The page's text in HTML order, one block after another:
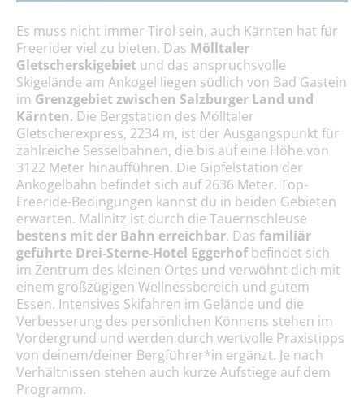
Es muss nicht immer Tirol sein, auch Kärnten hat für
Freerider viel zu bieten. Das Mölltaler
Gletscherskigebiet und das anspruchsvolle
Skigelände am Ankogel liegen südlich von Bad Gastein
im Grenzgebiet zwischen Salzburger Land und
Kärnten. Die Bergstation des Mölltaler
Gletscherexpress, 2234 m, ist der Ausgangspunkt für
zahlreiche Sesselbahnen, die bis auf eine Höhe von
3122 Meter hinaufführen. Die Gipfelstation der
Ankogelbahn befindet sich auf 2636 Meter. Top-
Freeride-Bedingungen kannst du in beiden Gebieten
erwarten. Mallnitz ist durch die Tauernschleuse
bestens mit der Bahn erreichbar. Das familiär
geführte Drei-Sterne-Hotel Eggerhofbefindet sich
im Zentrum des kleinen Ortes und verwöhnt dich mit
einem großzügigen Wellnessbereich und gutem
Essen. Intensives Skifahren im Gelände und die
Verbesserung des persönlichen Könnens stehen im
Vordergrund und werden durch wertvolle Praxistipps
von deinem/deiner Bergführer*in ergänzt. Je nach
Verhältnissen stehen auch kurze Aufstiege auf dem
Programm.